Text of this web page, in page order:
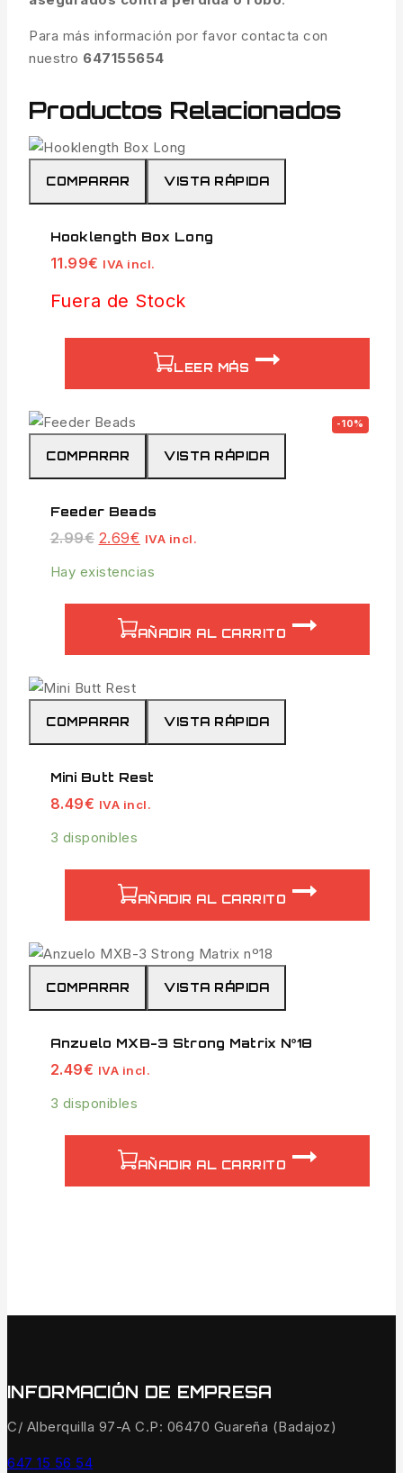
Para más información por favor contacta con
nuestro 647155654
Productos Relacionados
COMPARAR VISTA RÁPIDA
Hooklength Box Long
11.99€ IVA incl.
Fuera de Stock
LEER MÁS
-10%
COMPARAR VISTA RÁPIDA
Feeder Beads
2.99€ 2.69€ IVA incl.
Hay existencias
AÑADIR AL CARRITO
COMPARAR VISTA RÁPIDA
Mini Butt Rest
8.49€ IVA incl.
3 disponibles
AÑADIR AL CARRITO
COMPARAR VISTA RÁPIDA
Anzuelo MXB-3 Strong Matrix Nº18
2.49€ IVA incl.
3 disponibles
AÑADIR AL CARRITO
INFORMACIÓN DE EMPRESA
C/ Alberquilla 97-A C.P: 06470 Guareña (Badajoz)
647 15 56 54